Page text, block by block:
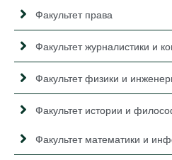
Факультет права
Факультет журналистики и
Факультет физики и
Факультет истории и
Факультет математики и